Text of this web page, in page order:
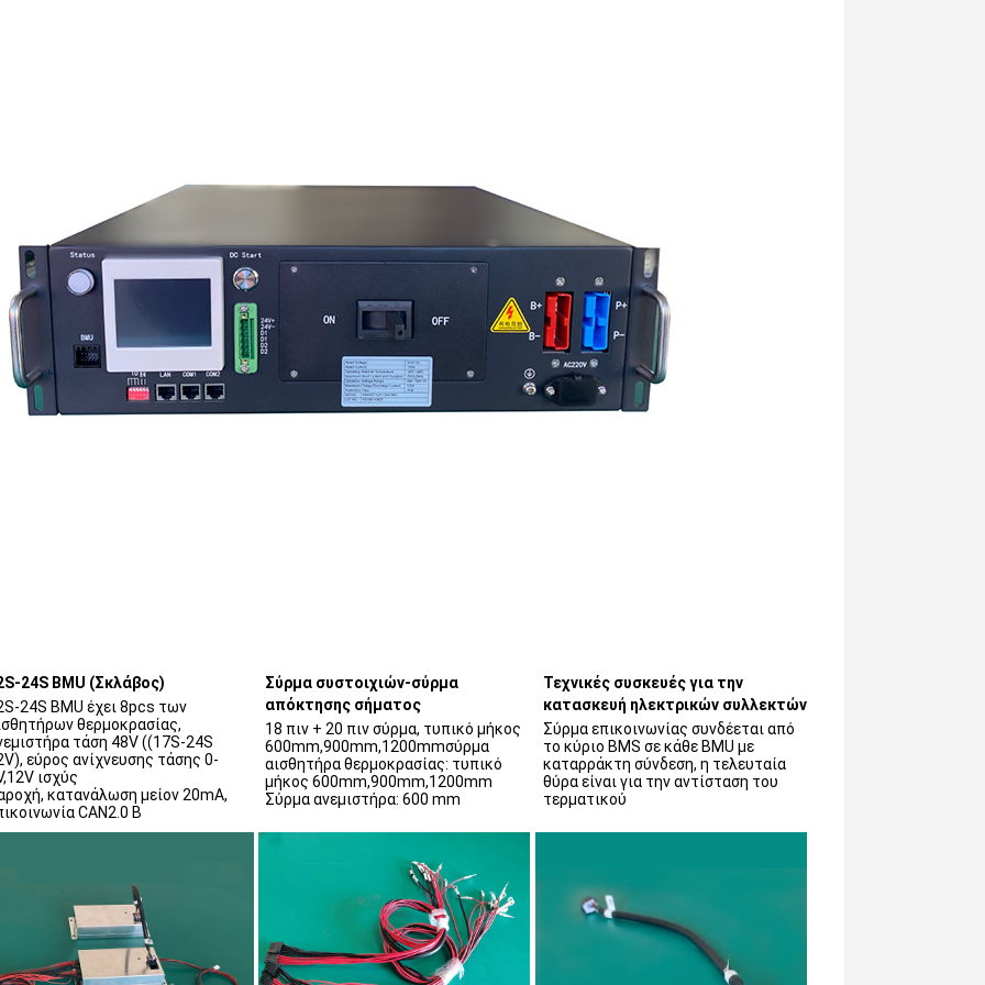
24S BMU (Σκλάβος)
24S BMU έχει 8pcs των
θερμοκρασίας,
τάση 48V ((17S-24S
εύρος ανίχνευσης τάσης 0-
ισχύς
κατανάλωση μείον 20mA,
CAN2.0 B
Σύρμα συστοιχιών-σύρμα
απόκτησης σήματος
18 πιν + 20 πιν σύρμα, τυπικό μήκος
600mm,900mm,1200mmσύρμα
αισθητήρα θερμοκρασίας: τυπικό
μήκος 600mm,900mm,1200mm
Σύρμα ανεμιστήρα: 600 mm
Τεχνικές συσκευές για την
κατασκευή ηλεκτρικών συλλεκτών
Σύρμα επικοινωνίας συνδέεται από
το κύριο BMS σε κάθε BMU με
καταρράκτη σύνδεση, η τελευταία
θύρα είναι για την αντίσταση του
τερματικού